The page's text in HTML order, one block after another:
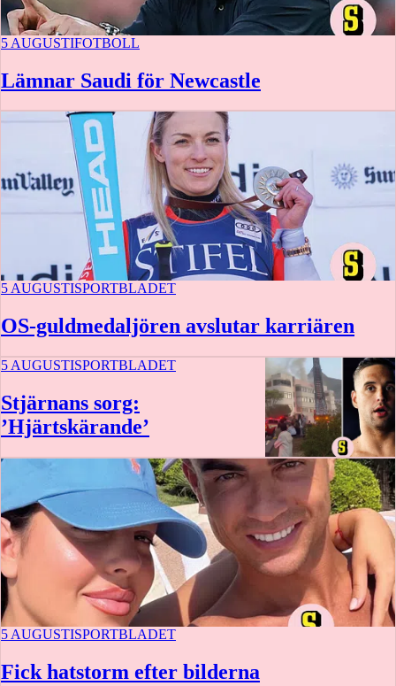
5 AUGUSTIFOTBOLL
Lämnar Saudi för Newcastle
5 AUGUSTISPORTBLADET
OS-guldmedaljören avslutar karriären
5 AUGUSTISPORTBLADET
Stjärnans sorg:
’Hjärtskärande’
5 AUGUSTISPORTBLADET
Fick hatstorm efter bilderna